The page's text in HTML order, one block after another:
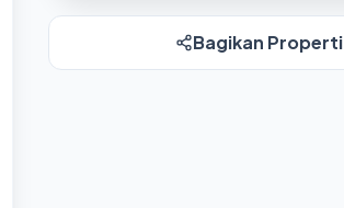
Bagikan Properti